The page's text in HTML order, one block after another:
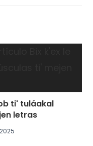
ti' tuláakal
letras